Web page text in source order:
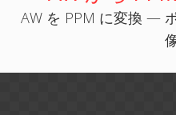
AW を PPM に変換 —